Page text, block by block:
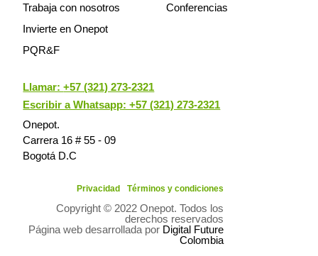
Trabaja con nosotros
Invierte en Onepot
PQR&F
Conferencias
Llamar:+57 (321) 273-2321
Escribir a Whatsapp: +57 (321) 273-2321
Onepot.
Carrera 16 # 55 - 09
Bogotá D.C
Privacidad Términos y condiciones
Copyright © 2022 Onepot. Todos los
derechos reservados
Página web desarrollada por Digital Future
Colombia